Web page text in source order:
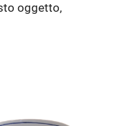
oggetto,